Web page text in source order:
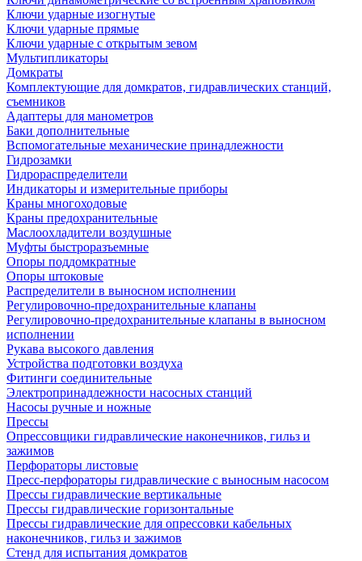
Ключи ударные изогнутые
Ключи ударные прямые
Ключи ударные с открытым зевом
Мультипликаторы
Домкраты
Комплектующие для домкратов, гидравлических станций,
съемников
Адаптеры для манометров
Баки дополнительные
Вспомогательные механические принадлежности
Гидрозамки
Гидрораспределители
Индикаторы и измерительные приборы
Краны многоходовые
Краны предохранительные
Маслоохладители воздушные
Муфты быстроразъемные
Опоры поддомкратные
Опоры штоковые
Распределители в выносном исполнении
Регулировочно-предохранительные клапаны
Регулировочно-предохранительные клапаны в выносном
исполнении
Рукава высокого давления
Устройства подготовки воздуха
Фитинги соединительные
Электропринадлежности насосных станций
Насосы ручные и ножные
Прессы
Опрессовщики гидравлические наконечников, гильз и
зажимов
Перфораторы листовые
Пресс-перфораторы гидравлические с выносным насосом
Прессы гидравлические вертикальные
Прессы гидравлические горизонтальные
Прессы гидравлические для опрессовки кабельных
наконечников, гильз и зажимов
Стенд для испытания домкратов